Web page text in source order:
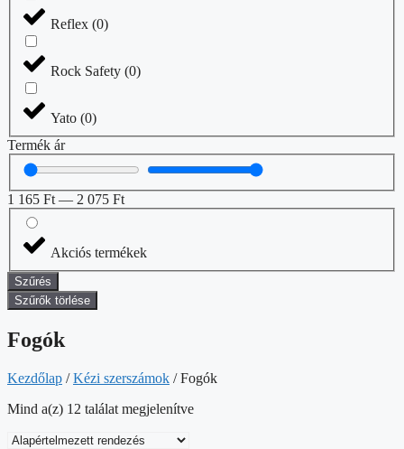
Reflex (0)
Rock Safety (0)
Yato (0)
Termék ár
1 165 Ft — 2 075 Ft
Akciós termékek
Szűrés
Szűrők törlése
Fogók
Kezdőlap /Kézi szerszámok / Fogók
Mind a(z) 12 találat megjelenítve